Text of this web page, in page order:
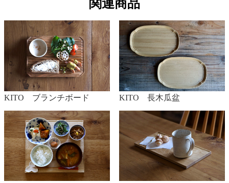
関連商品
KITO ブランチボード KITO 長木瓜盆